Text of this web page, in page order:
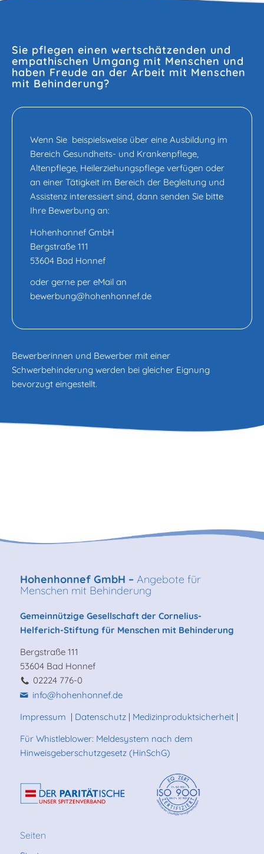
Sie pflegen einen wertschätzenden und
empathischen Umgang mit Menschen und
haben Freude an der Arbeit mit Menschen
mit Behinderung?
Wenn Sie beispielsweise über eine Ausbildung im
Bereich Gesundheits- und Krankenpflege,
Altenpflege, Heilerziehungspflege verfügen oder
an einer Tätigkeit im Bereich der Begleitung und
Assistenz interessiert sind, dann senden Sie bitte
Ihre Bewerbung an:
Hohenhonnef GmbH
Bergstraße 111
53604 Bad Honnef
oder gerne per eMail an
bewerbung@hohenhonnef.de
Bewerberinnen und Bewerber mit einer
Schwerbehinderung werden bei gleicher Eignung
bevorzugt eingestellt.
Hohenhonnef GmbH –Angebote für
Menschen mit Behinderung
Gemeinnützige Gesellschaft der Cornelius-
Helferich-Stiftung für Menschen mit Behinderung
Bergstraße 111
53604 Bad Honnef
02224 776-0
info@hohenhonnef.de
Impressum | Datenschutz| Medizinproduktsicherheit|
Für Whistleblower: Meldesystem nach dem
Hinweisgeberschutzgesetz (HinSchG)
Seiten